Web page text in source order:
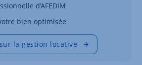
d’AFEDIM
bien optimisée
la gestion locative